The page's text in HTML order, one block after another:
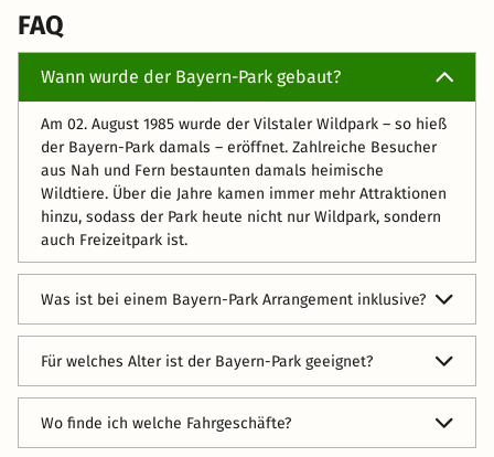
FAQ
Wann wurde der Bayern-Park gebaut?
Am 02. August 1985 wurde der Vilstaler Wildpark – so hieß
der Bayern-Park damals – eröffnet. Zahlreiche Besucher
aus Nah und Fern bestaunten damals heimische
Wildtiere. Über die Jahre kamen immer mehr Attraktionen
hinzu, sodass der Park heute nicht nur Wildpark, sondern
auch Freizeitpark ist.
Was ist bei einem Bayern-Park Arrangement inklusive?
nahegelegenen Hotel und das Familienfrühstück am
nächsten Morgen, oft in Form eines Buffets, sind
inklusive.
Für welches Alter ist der Bayern-Park geeignet?
Attraktionen, von Tiergehegen bis hin zu Achterbahnen
Wo finde ich welche Fahrgeschäfte?